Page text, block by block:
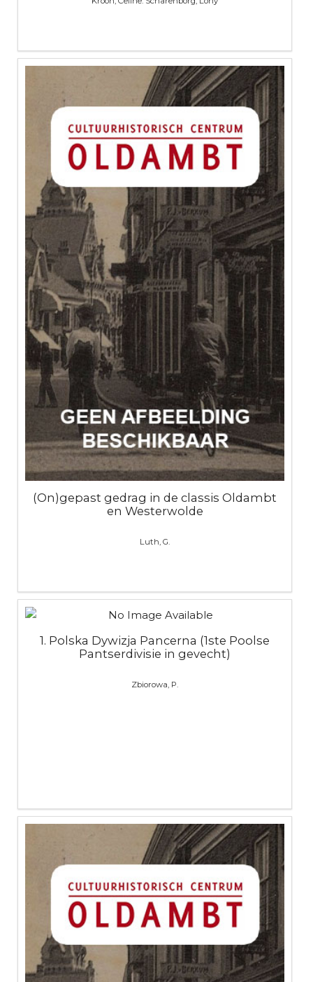
(On)gepast gedrag in de classis Oldambt
en Westerwolde
Luth, G.
1. Polska Dywizja Pancerna (1ste Poolse
Pantserdivisie in gevecht)
Zbiorowa, P.